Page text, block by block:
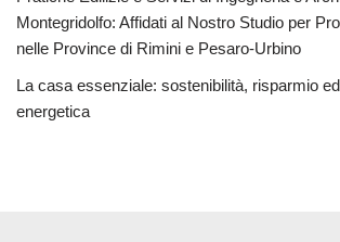
Montegridolfo: Affidati al Nostro Studio per
nelle Province di Rimini e Pesaro-Urbino
La casa essenziale: sostenibilità, risparmio
energetica